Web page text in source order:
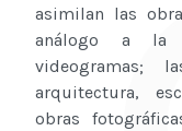
asimilan las
análogo a la
videogramas;
arquitectura,
obras